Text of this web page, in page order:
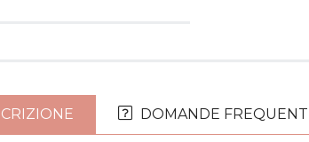
DOMANDE FREQUENTI